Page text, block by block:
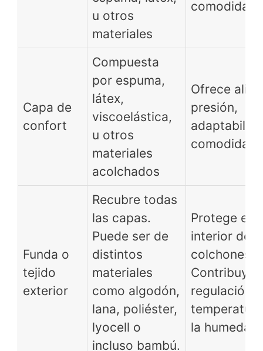
u otros
materiales
comodidad
Capa de
confort
Compuesta
por espuma,
látex,
viscoelástica,
u otros
materiales
acolchados
Ofrece
presión,
comodidad
Funda o
tejido
exterior
Recubre todas
las capas.
Puede ser de
distintos
materiales
como algodón,
lana, poliéster,
lyocell o
incluso bambú.
Protege el
interior de
colchones.
Contribuye
regulación
la humedad.